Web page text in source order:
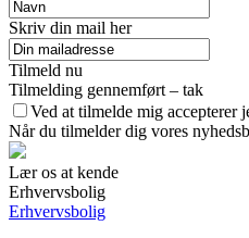
Skriv din mail her
Tilmeld nu
Tilmelding gennemført – tak
Ved at tilmelde mig accepterer
Når du tilmelder dig vores
Lær os at kende
Erhvervsbolig
Erhvervsbolig